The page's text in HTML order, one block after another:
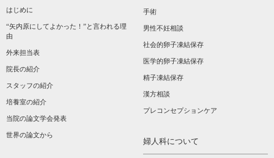
はじめに
“矢内原にしてよかった！”と言われる理
由
外来担当表
院長の紹介
スタッフの紹介
培養室の紹介
当院の論文学会発表
世界の論文から
手術
男性不妊相談
社会的卵子凍結保存
医学的卵子凍結保存
精子凍結保存
漢方相談­
プレコンセプションケア
婦人科について